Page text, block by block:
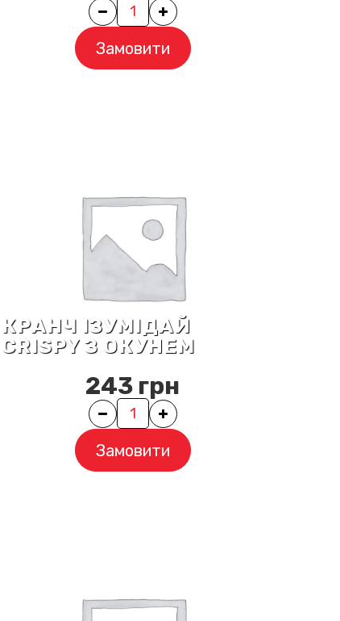
Quantity
Замовити
КРАНЧ ІЗУМІДАЙ
CRISPY З ОКУНЕМ
243 грн
Quantity
Замовити